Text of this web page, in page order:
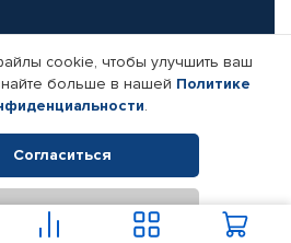
Реквизиты компании
2026. Все права защищены.
товаров Автопрофи.
cookie, чтобы улучшить ваш
больше в нашей Политике
.
Согласиться
Отклонить